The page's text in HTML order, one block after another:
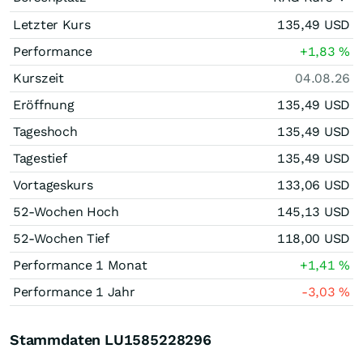
Letzter Kurs
135,49 USD
Performance
+1,83%
Kurszeit
04.08.26
Eröffnung
135,49 USD
Tageshoch
135,49 USD
Tagestief
135,49 USD
Vortageskurs
133,06 USD
52-Wochen Hoch
145,13 USD
52-Wochen Tief
118,00 USD
Performance 1 Monat
+1,41%
Performance 1 Jahr
-3,03%
Stammdaten LU1585228296